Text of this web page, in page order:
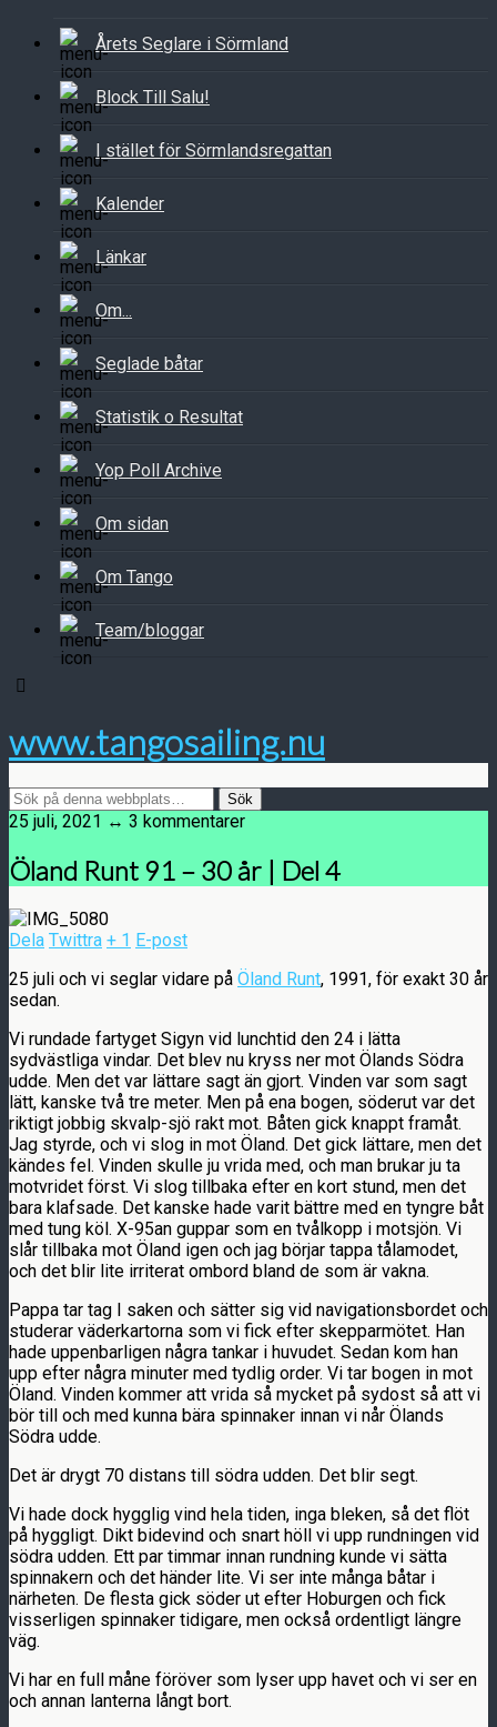
Årets Seglare i Sörmland
Block Till Salu!
I stället för Sörmlandsregattan
Kalender
Länkar
Om...
Seglade båtar
Statistik o Resultat
Yop Poll Archive
Om sidan
Om Tango
Team/bloggar
www.tangosailing.nu
25 juli, 2021 ↔ 3 kommentarer
Öland Runt 91 – 30 år | Del 4
Dela Twittra + 1 E-post
25 juli och vi seglar vidare på Öland Runt, 1991, för exakt 30 år
sedan.
Vi rundade fartyget Sigyn vid lunchtid den 24 i lätta
sydvästliga vindar. Det blev nu kryss ner mot Ölands Södra
udde. Men det var lättare sagt än gjort. Vinden var som sagt
lätt, kanske två tre meter. Men på ena bogen, söderut var det
riktigt jobbig skvalp-sjö rakt mot. Båten gick knappt framåt.
Jag styrde, och vi slog in mot Öland. Det gick lättare, men det
kändes fel. Vinden skulle ju vrida med, och man brukar ju ta
motvridet först. Vi slog tillbaka efter en kort stund, men det
bara klafsade. Det kanske hade varit bättre med en tyngre båt
med tung köl. X-95an guppar som en tvålkopp i motsjön. Vi
slår tillbaka mot Öland igen och jag börjar tappa tålamodet,
och det blir lite irriterat ombord bland de som är vakna.
Pappa tar tag I saken och sätter sig vid navigationsbordet och
studerar väderkartorna som vi fick efter skepparmötet. Han
hade uppenbarligen några tankar i huvudet. Sedan kom han
upp efter några minuter med tydlig order. Vi tar bogen in mot
Öland. Vinden kommer att vrida så mycket på sydost så att vi
bör till och med kunna bära spinnaker innan vi når Ölands
Södra udde.
Det är drygt 70 distans till södra udden. Det blir segt.
Vi hade dock hygglig vind hela tiden, inga bleken, så det flöt
på hyggligt. Dikt bidevind och snart höll vi upp rundningen vid
södra udden. Ett par timmar innan rundning kunde vi sätta
spinnakern och det händer lite. Vi ser inte många båtar i
närheten. De flesta gick söder ut efter Hoburgen och fick
visserligen spinnaker tidigare, men också ordentligt längre
väg.
Vi har en full måne föröver som lyser upp havet och vi ser en
och annan lanterna långt bort.